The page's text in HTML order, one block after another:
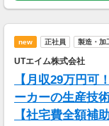
のモニターです！
・所要時間：10～
・謝礼金 ：500PT
◆ コスメのお試し
スキンケア・ヘア
ュー！
new 正社員 製造・加
UTエイム株式会社
【月収29万円可
ーカーの生産技
【社宅費全額補